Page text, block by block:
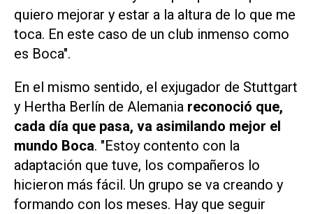
quiero mejorar y estar a la altura de lo que me
toca. En este caso de un club inmenso como
es Boca".
En el mismo sentido, el exjugador de Stuttgart
y Hertha Berlín de Alemania reconoció que,
cada día que pasa, va asimilando mejor el
mundo Boca. "Estoy contento con la
adaptación que tuve, los compañeros lo
hicieron más fácil. Un grupo se va creando y
formando con los meses. Hay que seguir